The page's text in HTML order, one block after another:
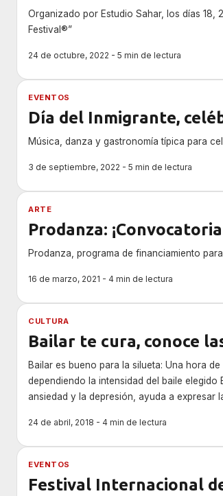
Organizado por Estudio Sahar, los días 18,
Festival®”
24 de octubre, 2022 - 5 min de lectura
EVENTOS
Día del Inmigrante,
Música, danza y gastronomía típica para
3 de septiembre, 2022 - 5 min de lectura
ARTE
Prodanza:
Prodanza, programa de financiamiento
16 de marzo, 2021 - 4 min de lectura
CULTURA
Bailar te cura, conoce
Bailar es bueno para la silueta: Una hora
dependiendo la intensidad del baile elegido
ansiedad y la depresión, ayuda a expresar
24 de abril, 2018 - 4 min de lectura
EVENTOS
Festival Internacional